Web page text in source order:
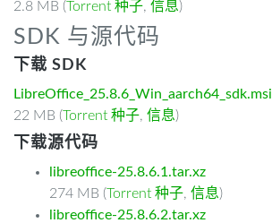
2.8 MB (Torrent 种子, 信息)
SDK 与源代码
下载 SDK
LibreOffice_25.8.6_Win_aarch64_sdk.msi
22 MB (Torrent 种子, 信息)
下载源代码
libreoffice-25.8.6.1.tar.xz
274 MB (Torrent 种子, 信息)
libreoffice-25.8.6.2.tar.xz